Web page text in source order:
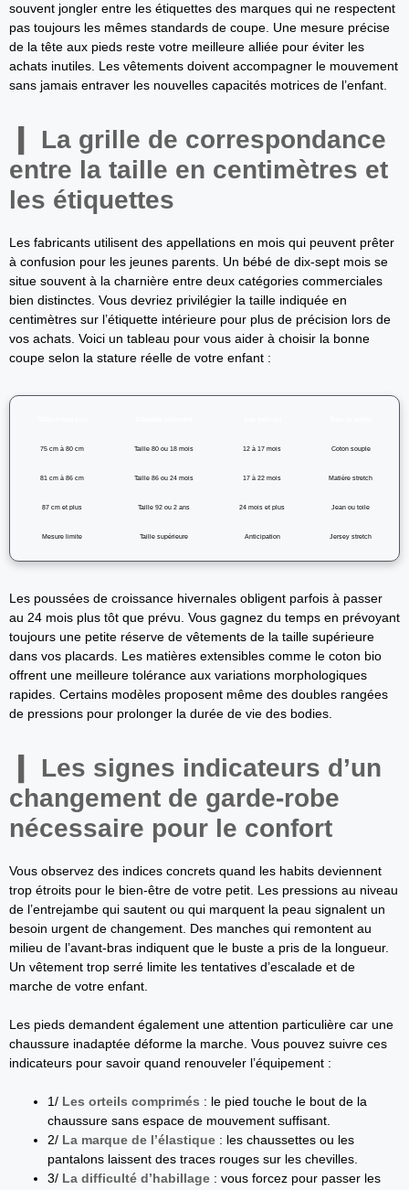
souvent jongler entre les étiquettes des marques qui ne respectent
pas toujours les mêmes standards de coupe. Une mesure précise
de la tête aux pieds reste votre meilleure alliée pour éviter les
achats inutiles. Les vêtements doivent accompagner le mouvement
sans jamais entraver les nouvelles capacités motrices de l’enfant.
La grille de correspondance
entre la taille en centimètres et
les étiquettes
Les fabricants utilisent des appellations en mois qui peuvent prêter
à confusion pour les jeunes parents. Un bébé de dix-sept mois se
situe souvent à la charnière entre deux catégories commerciales
bien distinctes. Vous devriez privilégier la taille indiquée en
centimètres sur l’étiquette intérieure pour plus de précision lors de
vos achats. Voici un tableau pour vous aider à choisir la bonne
coupe selon la stature réelle de votre enfant :
75 cm à 80 cm Taille 80 ou 18 mois 12 à 17 mois Coton souple
81 cm à 86 cm Taille 86 ou 24 mois 17 à 22 mois Matière stretch
87 cm et plus Taille 92 ou 2 ans 24 mois et plus Jean ou toile
Mesure limite Taille supérieure Anticipation Jersey stretch
Les poussées de croissance hivernales obligent parfois à passer
au 24 mois plus tôt que prévu. Vous gagnez du temps en prévoyant
toujours une petite réserve de vêtements de la taille supérieure
dans vos placards. Les matières extensibles comme le coton bio
offrent une meilleure tolérance aux variations morphologiques
rapides. Certains modèles proposent même des doubles rangées
de pressions pour prolonger la durée de vie des bodies.
Les signes indicateurs d’un
changement de garde-robe
nécessaire pour le confort
Vous observez des indices concrets quand les habits deviennent
trop étroits pour le bien-être de votre petit. Les pressions au niveau
de l’entrejambe qui sautent ou qui marquent la peau signalent un
besoin urgent de changement. Des manches qui remontent au
milieu de l’avant-bras indiquent que le buste a pris de la longueur.
Un vêtement trop serré limite les tentatives d’escalade et de
marche de votre enfant.
Les pieds demandent également une attention particulière car une
chaussure inadaptée déforme la marche. Vous pouvez suivre ces
indicateurs pour savoir quand renouveler l’équipement :
1/ Les orteils comprimés : le pied touche le bout de la
chaussure sans espace de mouvement suffisant.
2/ La marque de l’élastique : les chaussettes ou les
pantalons laissent des traces rouges sur les chevilles.
3/ La difficulté d’habillage : vous forcez pour passer les